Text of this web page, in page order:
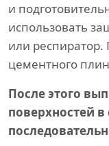
и
использовать
или респиратор.
цементного
После этого
поверхностей